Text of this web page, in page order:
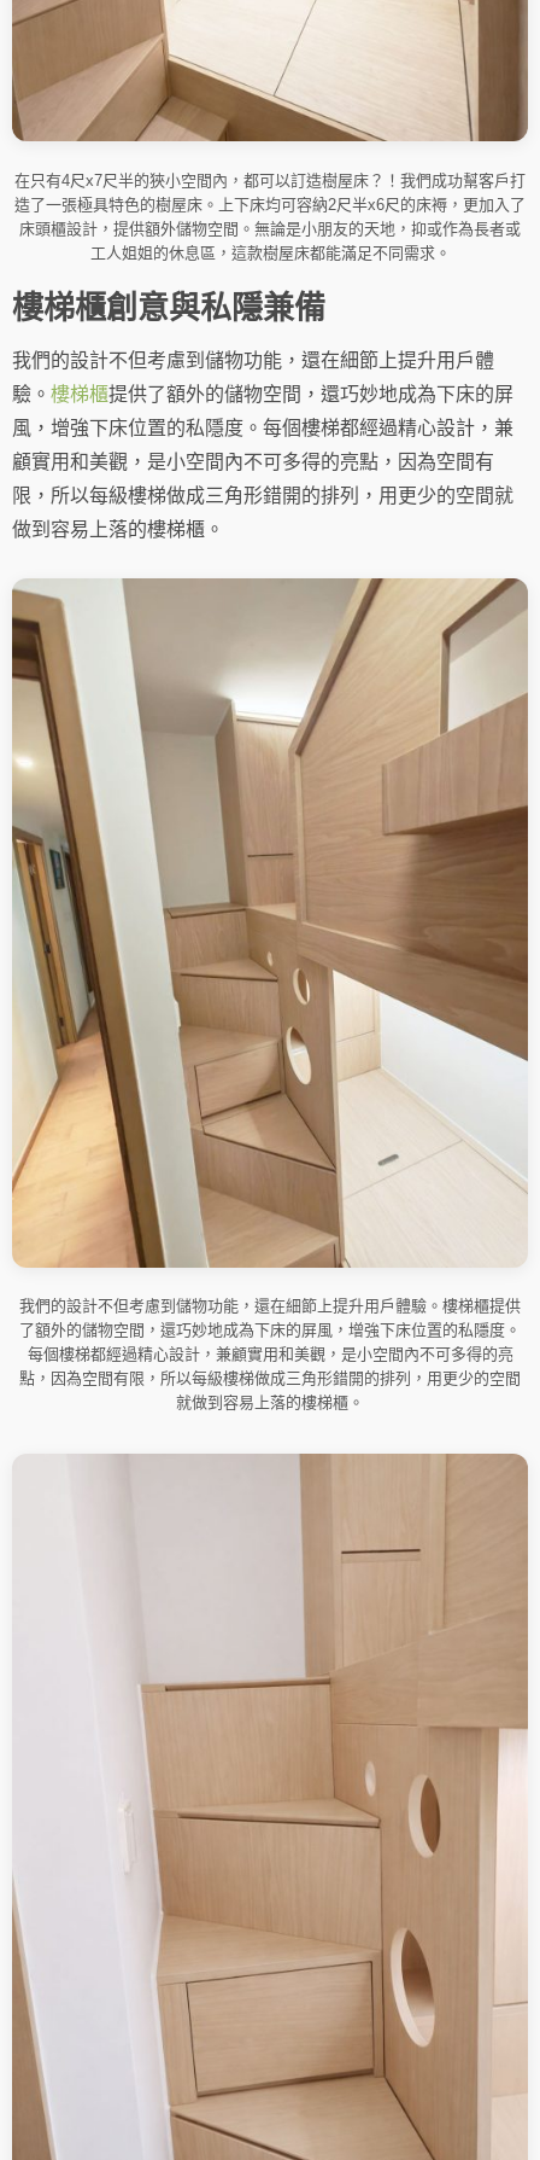
在只有4尺x7尺半的狹小空間內，都可以訂造樹屋床？！我們成功幫客戶打
造了一張極具特色的樹屋床。上下床均可容納2尺半x6尺的床褥，更加入了
床頭櫃設計，提供額外儲物空間。無論是小朋友的天地，抑或作為長者或
工人姐姐的休息區，這款樹屋床都能滿足不同需求。
樓梯櫃創意與私隱兼備
我們的設計不但考慮到儲物功能，還在細節上提升用戶體
驗。 樓梯櫃提供了額外的儲物空間，還巧妙地成為下床的屏
風，增強下床位置的私隱度。每個樓梯都經過精心設計，兼
顧實用和美觀，是小空間內不可多得的亮點，因為空間有
限，所以每級樓梯做成三角形錯開的排列，用更少的空間就
做到容易上落的樓梯櫃。
我們的設計不但考慮到儲物功能，還在細節上提升用戶體驗。樓梯櫃提供
了額外的儲物空間，還巧妙地成為下床的屏風，增強下床位置的私隱度。
每個樓梯都經過精心設計，兼顧實用和美觀，是小空間內不可多得的亮
點，因為空間有限，所以每級樓梯做成三角形錯開的排列，用更少的空間
就做到容易上落的樓梯櫃。